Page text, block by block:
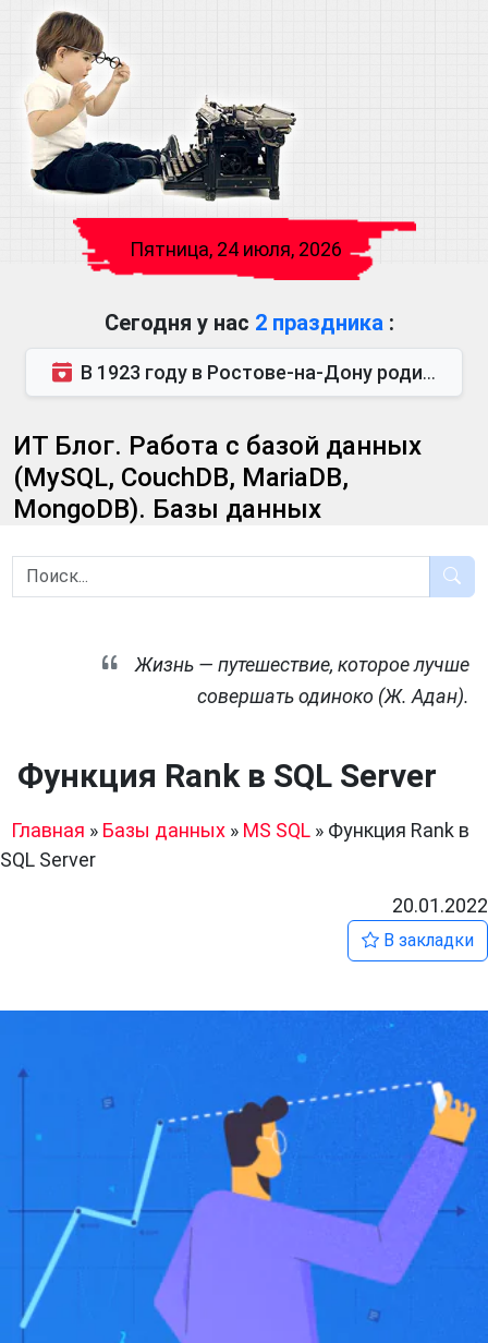
Пятница, 24 июля, 2026
Сегодня у нас 2 праздника :
В 1923 году в Ростове-на-Дону родился Виктор Михайлович Глушков. Под руководством Виктора Михайло...
ИТ Блог. Работа с базой данных
(MySQL, CouchDB, MariaDB,
MongoDB). Базы данных
Жизнь — путешествие, которое лучше
совершать одиноко (Ж. Адан).
Функция Rank в SQL Server
Главная » Базы данных » MS SQL » Функция Rank в
SQL Server
20.01.2022
В закладки